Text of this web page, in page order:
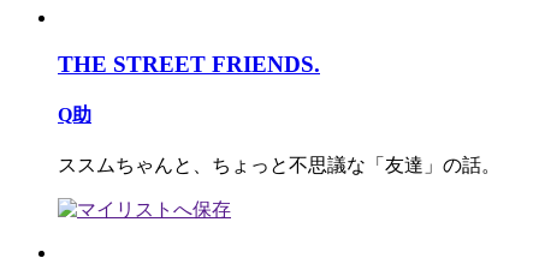
THE STREET FRIENDS.
Q助
ススムちゃんと、ちょっと不思議な「友達」の話。